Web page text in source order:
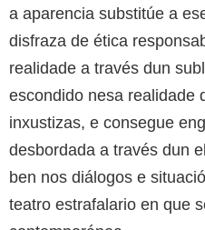
a aparencia substitúe a
disfraza de ética
realidade a través dun
escondido nesa realidade
inxustizas, e consegue
desbordada a través dun
ben nos diálogos e
teatro estrafalario en que